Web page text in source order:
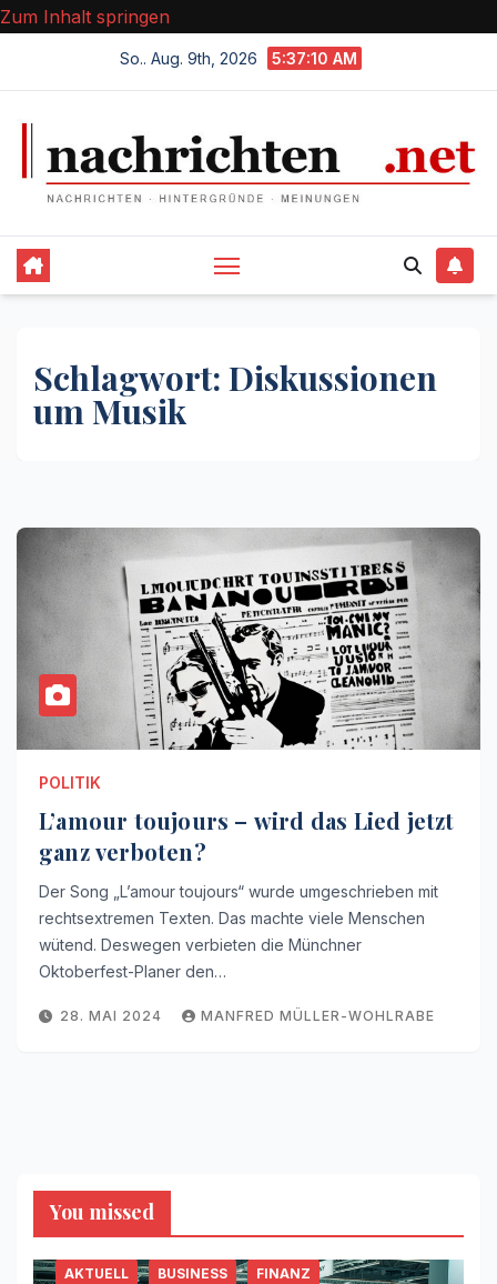
Zum Inhalt springen
So.. Aug. 9th, 2026 5:37:11 AM
Schlagwort: Diskussionen
um Musik
POLITIK
L’amour toujours – wird das Lied jetzt
ganz verboten?
Der Song „L’amour toujours“ wurde umgeschrieben mit
rechtsextremen Texten. Das machte viele Menschen
wütend. Deswegen verbieten die Münchner
Oktoberfest-Planer den…
28. MAI 2024 MANFRED MÜLLER-WOHLRABE
You missed
AKTUELL BUSINESS
FINANZ